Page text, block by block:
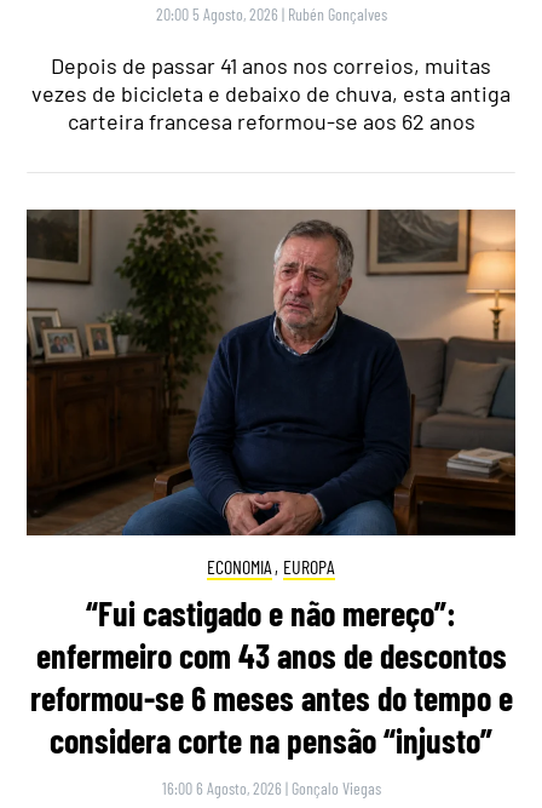
20:00 5 Agosto, 2026 | Rubén Gonçalves
Depois de passar 41 anos nos correios, muitas
vezes de bicicleta e debaixo de chuva, esta antiga
carteira francesa reformou-se aos 62 anos
ECONOMIA , EUROPA
“Fui castigado e não mereço”:
enfermeiro com 43 anos de descontos
reformou-se 6 meses antes do tempo e
considera corte na pensão “injusto”
16:00 6 Agosto, 2026 | Gonçalo Viegas